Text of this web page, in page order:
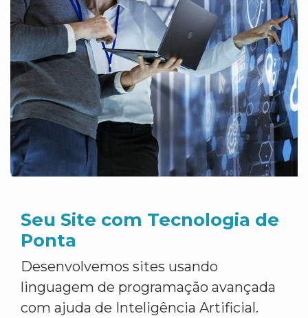
Seu Site com Tecnologia de
Ponta
Desenvolvemos sites usando
linguagem de programação avançada
com ajuda de Inteligência Artificial.